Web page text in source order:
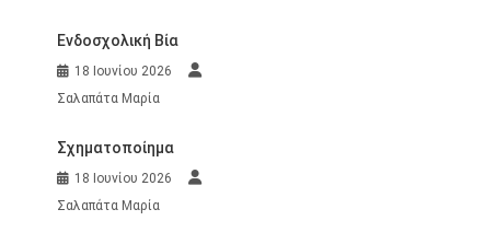
Ενδοσχολική Βία
18 Ιουνίου 2026
Σαλαπάτα Μαρία
Σχηματοποίημα
18 Ιουνίου 2026
Σαλαπάτα Μαρία